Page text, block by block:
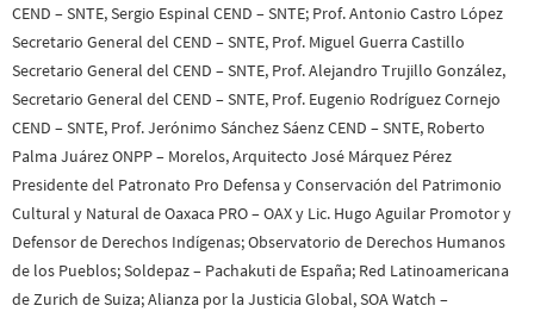
CEND – SNTE, Sergio Espinal CEND – SNTE; Prof. Antonio Castro López
Secretario General del CEND – SNTE, Prof. Miguel Guerra Castillo
Secretario General del CEND – SNTE, Prof. Alejandro Trujillo González,
Secretario General del CEND – SNTE, Prof. Eugenio Rodríguez Cornejo
CEND – SNTE, Prof. Jerónimo Sánchez Sáenz CEND – SNTE, Roberto
Palma Juárez ONPP – Morelos, Arquitecto José Márquez Pérez
Presidente del Patronato Pro Defensa y Conservación del Patrimonio
Cultural y Natural de Oaxaca PRO – OAX y Lic. Hugo Aguilar Promotor y
Defensor de Derechos Indígenas; Observatorio de Derechos Humanos
de los Pueblos; Soldepaz – Pachakuti de España; Red Latinoamericana
de Zurich de Suiza; Alianza por la Justicia Global, SOA Watch –